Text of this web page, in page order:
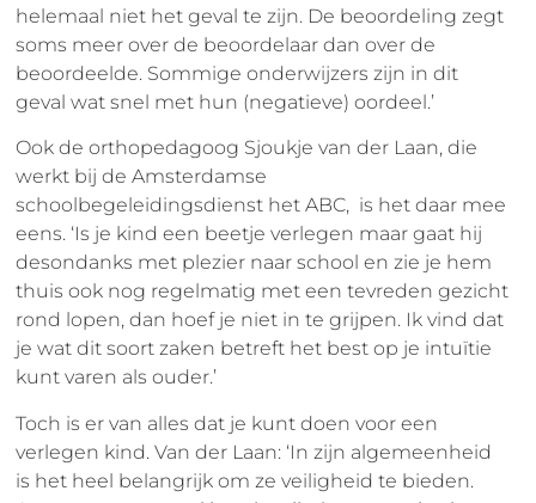
helemaal niet het geval te zijn. De beoordeling zegt
soms meer over de beoordelaar dan over de
beoordeelde. Sommige onderwijzers zijn in dit
geval wat snel met hun (negatieve) oordeel.’
Ook de orthopedagoog Sjoukje van der Laan, die
werkt bij de Amsterdamse
schoolbegeleidingsdienst het ABC, is het daar mee
eens. ‘Is je kind een beetje verlegen maar gaat hij
desondanks met plezier naar school en zie je hem
thuis ook nog regelmatig met een tevreden gezicht
rond lopen, dan hoef je niet in te grijpen. Ik vind dat
je wat dit soort zaken betreft het best op je intuïtie
kunt varen als ouder.’
Toch is er van alles dat je kunt doen voor een
verlegen kind. Van der Laan: ‘In zijn algemeenheid
is het heel belangrijk om ze veiligheid te bieden.